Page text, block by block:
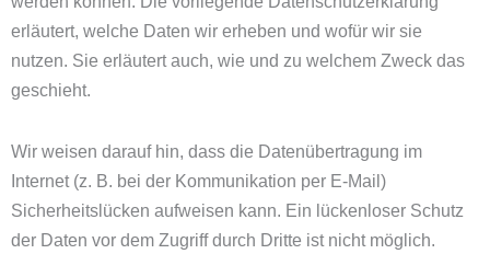
erläutert, welche Daten wir erheben und wofür wir sie
nutzen. Sie erläutert auch, wie und zu welchem Zweck das
geschieht.
Wir weisen darauf hin, dass die Datenübertragung im
Internet (z. B. bei der Kommunikation per E-Mail)
Sicherheitslücken aufweisen kann. Ein lückenloser Schutz
der Daten vor dem Zugriff durch Dritte ist nicht möglich.